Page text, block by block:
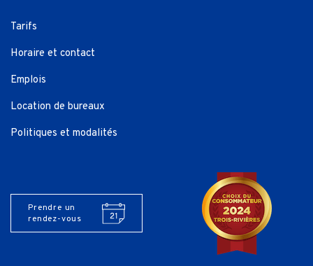
Tarifs
Horaire et contact
Emplois
Location de bureaux
Politiques et modalités
Prendre un
rendez-vous